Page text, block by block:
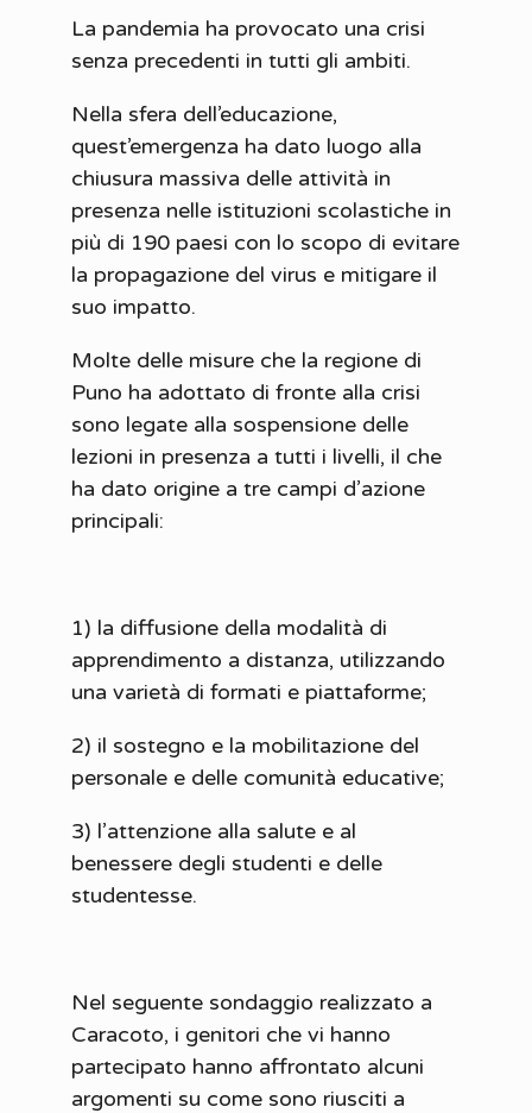
La pandemia ha provocato una crisi
senza precedenti in tutti gli ambiti.
Nella sfera dell’educazione,
quest’emergenza ha dato luogo alla
chiusura massiva delle attività in
presenza nelle istituzioni scolastiche in
più di 190 paesi con lo scopo di evitare
la propagazione del virus e mitigare il
suo impatto.
Molte delle misure che la regione di
Puno ha adottato di fronte alla crisi
sono legate alla sospensione delle
lezioni in presenza a tutti i livelli, il che
ha dato origine a tre campi d’azione
principali:
1) la diffusione della modalità di
apprendimento a distanza, utilizzando
una varietà di formati e piattaforme;
2) il sostegno e la mobilitazione del
personale e delle comunità educative;
3) l’attenzione alla salute e al
benessere degli studenti e delle
studentesse.
Nel seguente sondaggio realizzato a
Caracoto, i genitori che vi hanno
partecipato hanno affrontato alcuni
argomenti su come sono riusciti a